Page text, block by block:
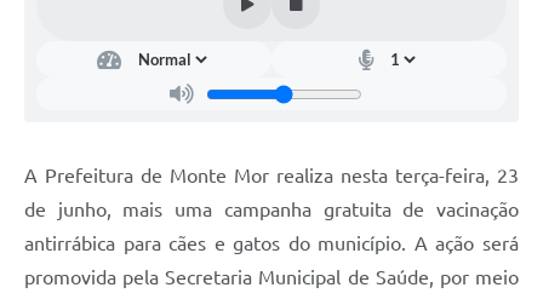
SIC
A Prefeitura de Monte Mor realiza nesta terça-feira, 23
de junho, mais uma campanha gratuita de vacinação
antirrábica para cães e gatos do município. A ação será
promovida pela Secretaria Municipal de Saúde, por meio